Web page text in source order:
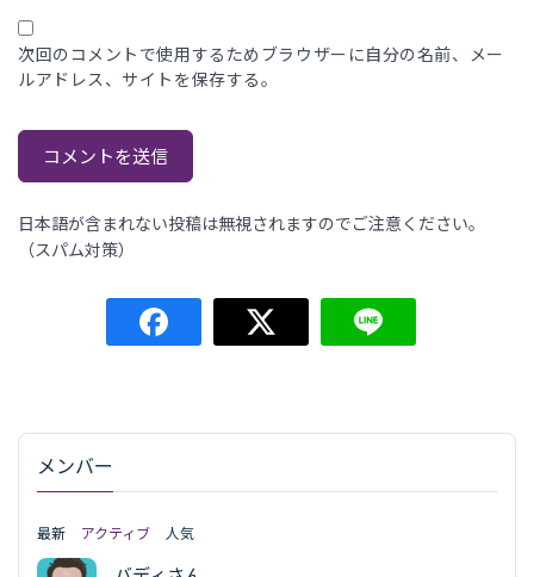
次回のコメントで使用するためブラウザーに自分の名前、メー
ルアドレス、サイトを保存する。
日本語が含まれない投稿は無視されますのでご注意ください。
（スパム対策）
メンバー
最新 アクティブ 人気